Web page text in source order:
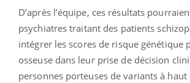
D’après l’équipe, ces résultats
psychiatres traitant des patients
intégrer les scores de risque génétique
osseuse dans leur prise de décision
personnes porteuses de variants à